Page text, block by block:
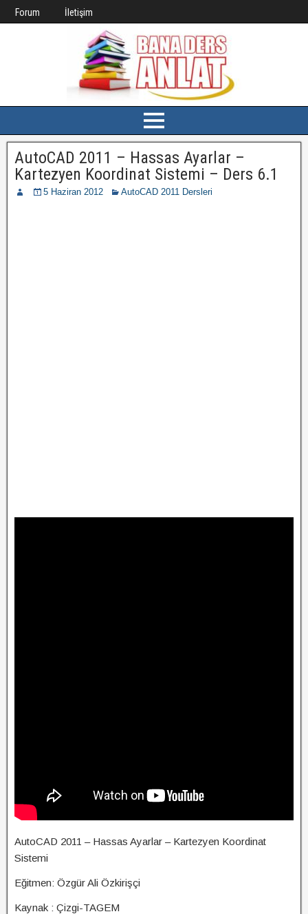
Forum İletişim
AutoCAD 2011 – Hassas Ayarlar –
Kartezyen Koordinat Sistemi – Ders 6.1
5 Haziran 2012 AutoCAD 2011 Dersleri
AutoCAD 2011 – Hassas Ayarlar – Kartezyen Koordinat
Sistemi
Eğitmen: Özgür Ali Özkirişçi
Kaynak : Çizgi-TAGEM